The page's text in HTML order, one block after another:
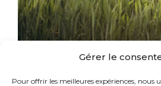
Gérer le
Pour offrir les meilleures expériences, nous